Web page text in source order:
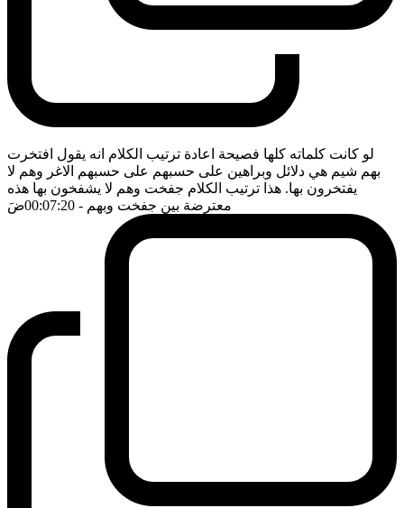
لو كانت كلماته كلها فصيحة اعادة ترتيب الكلام انه يقول افتخرت
بهم شيم هي دلائل وبراهين على حسبهم على حسبهم الاغر وهم لا
يفتخرون بها. هذا ترتيب الكلام جفخت وهم لا يشفخون بها هذه
معترضة بين جفخت وبهم - 00:07:20 ضَ